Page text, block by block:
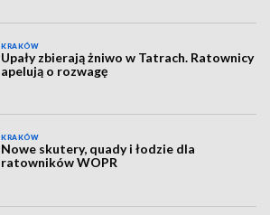
KRAKÓW
Upały zbierają żniwo w Tatrach. Ratownicy
apelują o rozwagę
KRAKÓW
Nowe skutery, quady i łodzie dla
ratowników WOPR